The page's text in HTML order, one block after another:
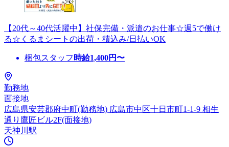
【20代～40代活躍中】社保完備・派遣のお仕事☆週5で働け
る☆くるまシートの出荷・積込み/日払いOK
梱包スタッフ 時給1,400円〜
勤務地
面接地
広島県安芸郡府中町(勤務地) 広島市中区十日市町1-1-9 相生
通り鷹匠ビル2F(面接地)
天神川駅